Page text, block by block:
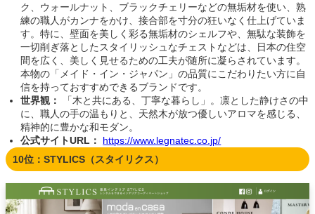
ク、ウォールナット、ブラックチェリーなどの無垢材を使い、熟
練の職人がカンナをかけ、接合部を寸分の狂いなく仕上げていま
す。特に、壁面を美しく彩る無垢材のシェルフや、無駄な装飾を
一切削ぎ落としたスタイリッシュなチェストなどは、日本の住空
間を広く、美しく見せるための工夫が随所に凝らされています。
本物の「メイド・イン・ジャパン」の品質にこだわりたい方に自
信を持っておすすめできるブランドです。
世界観：
「木と共にある、丁寧な暮らし」。凛とした静けさの中
に、職人の手の温もりと、天然木が放つ優しいアロマを感じる、
精神的に豊かな和モダン。
公式サイトURL：
https://www.legnatec.co.jp/
10位：STYLICS（スタイリクス）